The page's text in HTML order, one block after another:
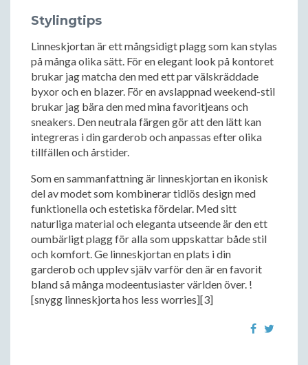
Stylingtips
Linneskjortan är ett mångsidigt plagg som kan stylas
på många olika sätt. För en elegant look på kontoret
brukar jag matcha den med ett par välskräddade
byxor och en blazer. För en avslappnad weekend-stil
brukar jag bära den med mina favoritjeans och
sneakers. Den neutrala färgen gör att den lätt kan
integreras i din garderob och anpassas efter olika
tillfällen och årstider.
Som en sammanfattning är linneskjortan en ikonisk
del av modet som kombinerar tidlös design med
funktionella och estetiska fördelar. Med sitt
naturliga material och eleganta utseende är den ett
oumbärligt plagg för alla som uppskattar både stil
och komfort. Ge linneskjortan en plats i din
garderob och upplev själv varför den är en favorit
bland så många modeentusiaster världen över. !
[snygg linneskjorta hos less worries][3]